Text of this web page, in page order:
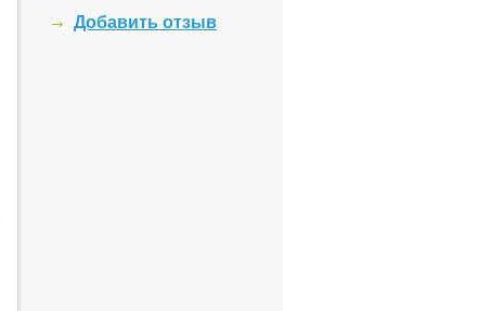
Добавить отзыв